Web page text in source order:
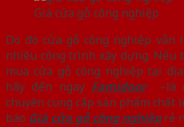
Giá cửa gỗ công nghiệp
Do đó cửa gỗ công nghiệp vẫn
nhiều công trình xây dựng. Nếu
mua cửa gỗ công nghiệp tại
hãy đến ngay Famidoor–là
chuyên cung cấp sản phẩm
báo Giá cửa gỗ công nghiệprẻ